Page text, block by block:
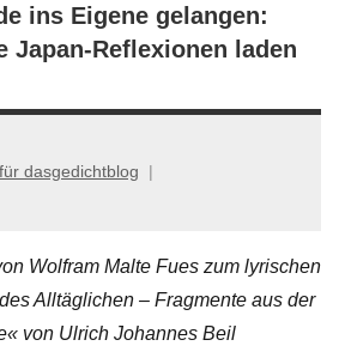
ins Eigene gelangen:
Japan-Reflexionen laden
dasgedichtblog
Wolfram Malte Fues zum lyrischen
Alltäglichen – Fragmente aus der
von Ulrich Johannes Beil